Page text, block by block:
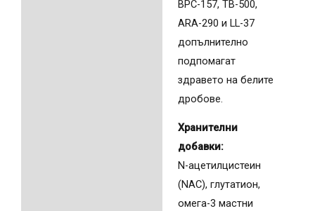
BPC-157, TB-500,
ARA-290 и LL-37
допълнително
подпомагат
здравето на белите
дробове.
Хранителни
добавки:
N-ацетилцистеин
(NAC), глутатион,
омега-3 мастни